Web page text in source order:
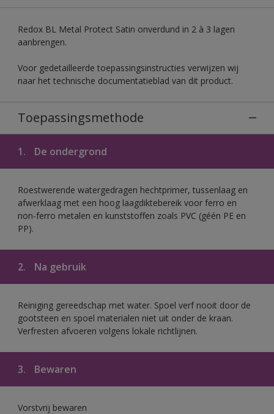
Redox BL Metal Protect Satin onverdund in 2 à 3 lagen
aanbrengen.
Voor gedetailleerde toepassingsinstructies verwijzen wij
naar het technische documentatieblad van dit product.
Toepassingsmethode
1. De ondergrond
Roestwerende watergedragen hechtprimer, tussenlaag en
afwerklaag met een hoog laagdiktebereik voor ferro en
non-ferro metalen en kunststoffen zoals PVC (géén PE en
PP).
2. Na gebruik
Reiniging gereedschap met water. Spoel verf nooit door de
gootsteen en spoel materialen niet uit onder de kraan.
Verfresten afvoeren volgens lokale richtlijnen.
3. Bewaren
Vorstvrij bewaren